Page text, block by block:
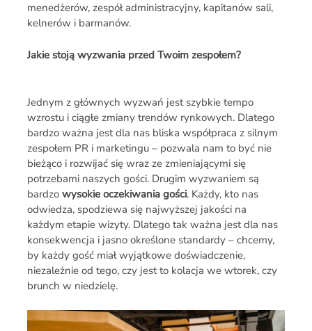
menedżerów, zespół administracyjny, kapitanów sali,
kelnerów i barmanów.
Jakie stoją wyzwania przed Twoimzespołem?
Jednym z głównych wyzwań jest szybkie tempo
wzrostu i ciągłe zmiany trendów rynkowych. Dlatego
bardzo ważna jest dla nas bliska współpraca z silnym
zespołem PR i marketingu – pozwala nam to być nie
bieżąco i rozwijać się wraz ze zmieniającymi się
potrzebami naszych gości. Drugim wyzwaniem są
bardzo wysokie oczekiwania gości. Każdy, kto nas
odwiedza, spodziewa się najwyższej jakości na
każdym etapie wizyty. Dlatego tak ważna jest dla nas
konsekwencja i jasno określone standardy – chcemy,
by każdy gość miał wyjątkowe doświadczenie,
niezależnie od tego, czy jest to kolacja we wtorek, czy
brunch w niedzielę.